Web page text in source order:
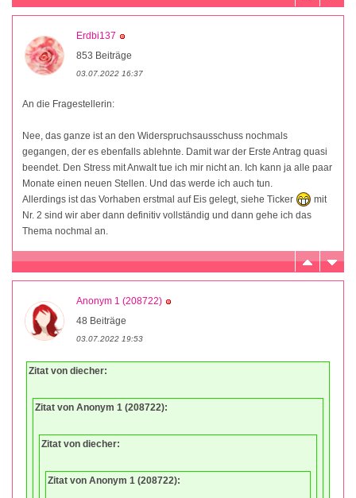
Erdbi137
853 Beiträge
03.07.2022 16:37
An die Fragestellerin:
Nee, das ganze ist an den Widerspruchsausschuss nochmals
gegangen, der es ebenfalls ablehnte. Damit war der Erste Antrag quasi
beendet. Den Stress mit Anwalt tue ich mir nicht an. Ich kann ja alle paar
Monate einen neuen Stellen. Und das werde ich auch tun.
Allerdings ist das Vorhaben erstmal auf Eis gelegt, siehe Ticker
mit
Nr. 2 sind wir aber dann definitiv vollständig und dann gehe ich das
Thema nochmal an.
Anonym 1 (208722)
48 Beiträge
03.07.2022 19:53
Zitat von diecher:
Zitat von Anonym 1 (208722):
Zitat von diecher:
Zitat von Anonym 1 (208722):